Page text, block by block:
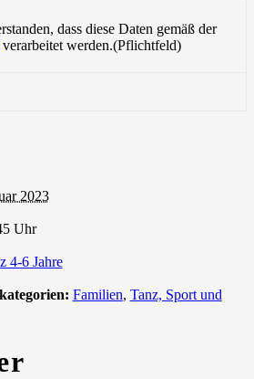
dass diese Daten gemäß der
verarbeitet werden.(Pflichtfeld)
2023
Uhr
4-6 Jahre
Familien, Tanz, Sport und